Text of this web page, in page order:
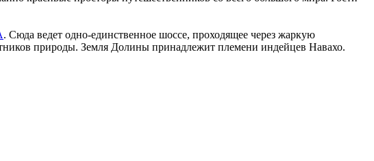
. Сюда ведет одно-единственное шоссе, проходящее через жаркую
природы. Земля Долины принадлежит племени индейцев Навахо.